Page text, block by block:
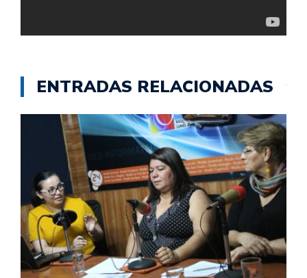
ENTRADAS RELACIONADAS